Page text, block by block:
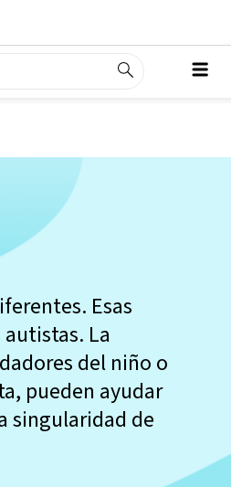
Esas
La
del niño o
pueden ayudar
singularidad de